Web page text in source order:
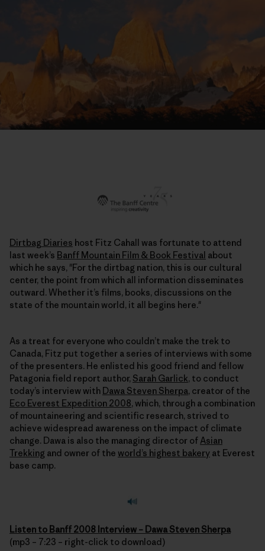
Dirtbag Diaries host Fitz Cahall was fortunate to attend
last week’s Banff Mountain Film & Book Festival about
which he says, "For the dirtbag nation, this is our cultural
center, the point from which all information disseminates
outward. Whether it’s films, books, discussions on the
state of the mountain world, it all begins here."
As a treat for everyone who couldn’t make the trek to
Canada, Fitz put together a series of interviews with some
of the presenters. He enlisted his good friend and fellow
Patagonia field report author, Sarah Garlick, to conduct
today’s interview with Dawa Steven Sherpa, creator of the
Eco Everest Expedition 2008, which, through a combination
of mountaineering and scientific research, strived to
achieve widespread awareness on the impact of climate
change. Dawa is also the managing director of Asian
Trekking and owner of the world’s highest bakery at Everest
base camp.
Listen to Banff 2008 Interview – Dawa Steven Sherpa
(mp3 – 7:23 – right-click to download)